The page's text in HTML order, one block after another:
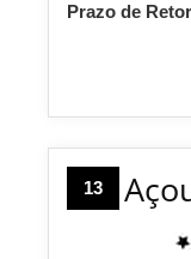
Prazo de
13